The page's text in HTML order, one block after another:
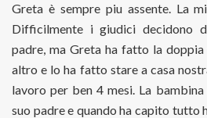
Greta è sempre piu assente. La
Difficilmente i giudici decidono
padre, ma Greta ha fatto la
altro e lo ha fatto stare a casa
lavoro per ben 4 mesi. La
suo padre e quando ha capito tutto